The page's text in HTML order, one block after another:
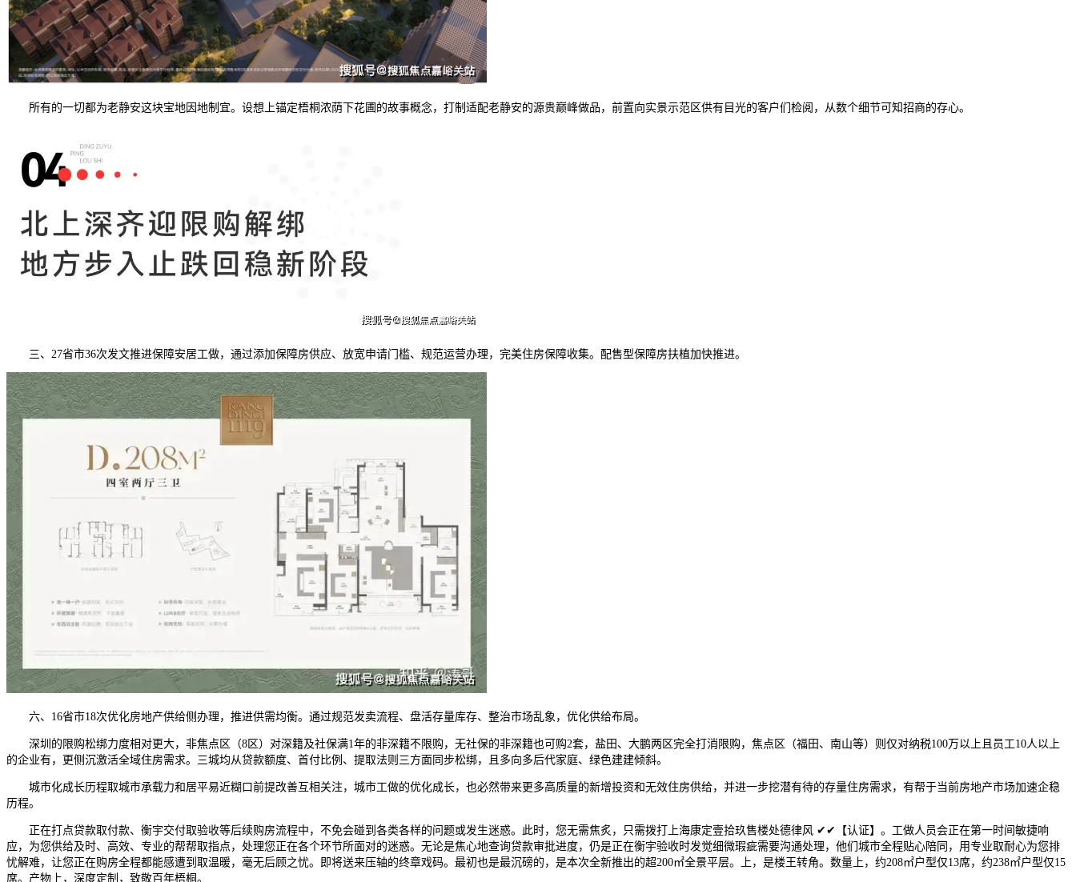
所有的一切都为老静安这块宝地因地制宜。设想上锚定梧桐浓荫下花圃的故事概念，打制适配老静安的源贵巅峰做品，前置向实景示范区供有目光的客户们检阅，从数个细节可知招商的存心。
三、27省市36次发文推进保障安居工做，通过添加保障房供应、放宽申请门槛、规范运营办理，完美住房保障收集。配售型保障房扶植加快推进。
六、16省市18次优化房地产供给侧办理，推进供需均衡。通过规范发卖流程、盘活存量库存、整治市场乱象，优化供给布局。
深圳的限购松绑力度相对更大，非焦点区（8区）对深籍及社保满1年的非深籍不限购，无社保的非深籍也可购2套，盐田、大鹏两区完全打消限购，焦点区（福田、南山等）则仅对纳税100万以上且员工10人以上
的企业有，更侧沉激活全域住房需求。三城均从贷款额度、首付比例、提取法则三方面同步松绑，且多向多后代家庭、绿色建建倾斜。
城市化成长历程取城市承载力和居平易近糊口前提改善互相关注，城市工做的优化成长，也必然带来更多高质量的新增投资和无效住房供给，并进一步挖潜有待的存量住房需求，有帮于当前房地产市场加速企稳
历程。
正在打点贷款取付款、衡宇交付取验收等后续购房流程中，不免会碰到各类各样的问题或发生迷惑。此时，您无需焦炙，只需拨打上海康定壹拾玖售楼处德律风 ✔✔【认证】。工做人员会正在第一时间敏捷响
应，为您供给及时、高效、专业的帮帮取指点，处理您正在各个环节所面对的迷惑。无论是焦心地查询贷款审批进度，仍是正在衡宇验收时发觉细微瑕疵需要沟通处理，他们城市全程贴心陪同，用专业取耐心为您排
忧解难，让您正在购房全程都能感遭到取温暖，毫无后顾之忧。即将送来压轴的终章戏码。最初也是最沉磅的，是本次全新推出的超200㎡全景平层。上，是楼王转角。数量上，约208㎡户型仅13席，约238㎡户型仅15
席。产物上，深度定制，致敬百年梧桐。